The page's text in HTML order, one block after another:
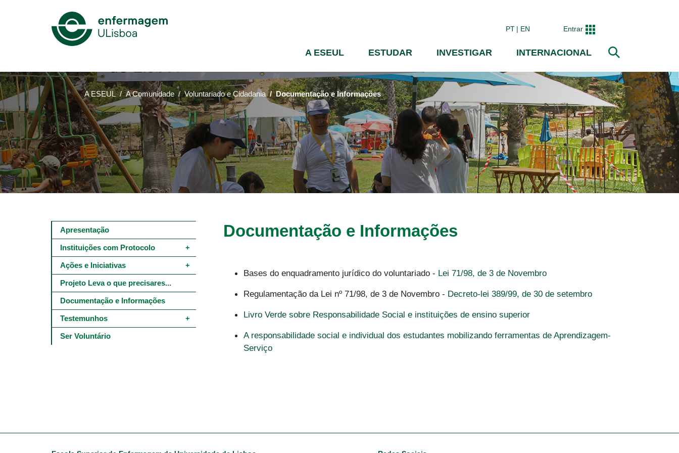
principal
PT EN Entrar
Mega
Menu
A ESEUL ESTUDAR INVESTIGAR INTERNACIONAL
A ESEUL A Comunidade Voluntariado e Cidadania Documentação e Informações
Documentação e Informações
Bases do enquadramento jurídico do voluntariado - Lei 71/98, de 3 de Novembro
Regulamentação da Lei nº 71/98, de 3 de Novembro - Decreto-lei 389/99, de 30 de setembro
Livro Verde sobre Responsabilidade Social e instituições de ensino superior
A responsabilidade social e individual dos estudantes mobilizando ferramentas de Aprendizagem-
Serviço
Main
navigation
4º
5º
níveis
Apresentação
Instituições com Protocolo
Ações e Iniciativas
Projeto Leva o que precisares...
Documentação e Informações
Testemunhos
Ser Voluntário